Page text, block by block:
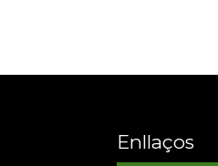
Enllaços